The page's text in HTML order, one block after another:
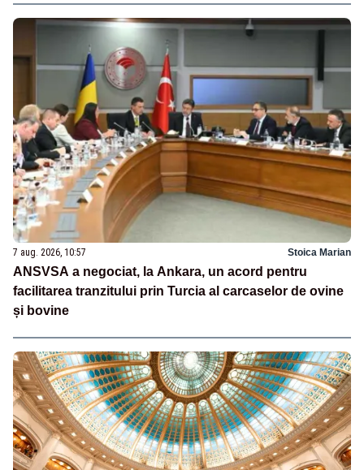
7 aug. 2026, 10:57 Stoica Marian
ANSVSA a negociat, la Ankara, un acord pentru
facilitarea tranzitului prin Turcia al carcaselor de ovine
și bovine